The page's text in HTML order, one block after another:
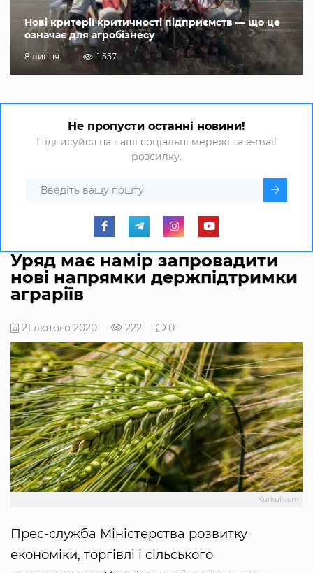
Нові критерії критичності підприємств — що це
означає для агробізнесу
8 липня 1 557
Не пропусти останні новини!
Підписуйся на наші соціальні мережі та e-mail
розсилку.
Уряд має намір запровадити
нові напрямки держпідтримки
аграріїв
21 лютого 2020 222 0
Kurkul.com
Прес-служба Міністерства розвитку
економіки, торгівлі і сільського